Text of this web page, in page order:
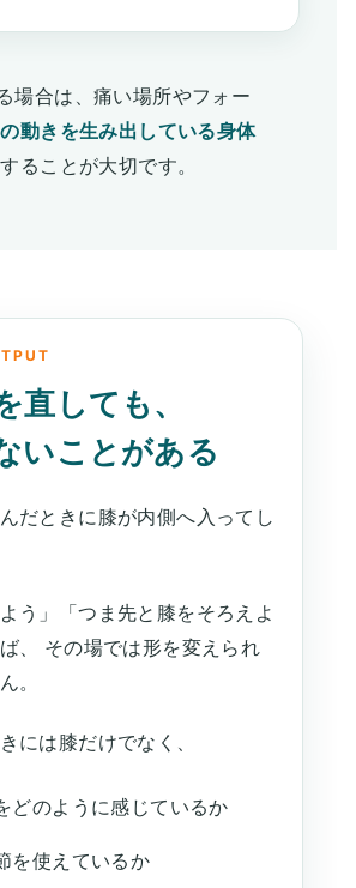
場合は、痛い場所やフォー
動きを生み出している身体
ることが大切です。
直しても、
いことがある
だときに膝が内側へ入ってし
う」「つま先と膝をそろえよ
、 その場では形を変えられ
。
には膝だけでなく、
どのように感じているか
を使えているか